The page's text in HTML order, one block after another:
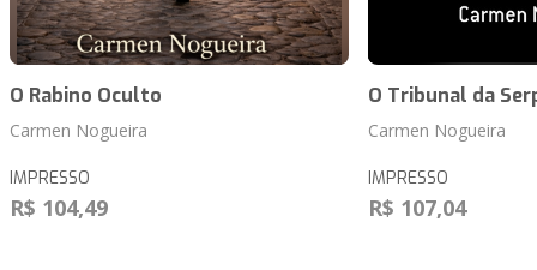
O Rabino Oculto
Carmen Nogueira
IMPRESSO
R$ 104,49
O Tribunal da
Carmen Nogueira
IMPRESSO
R$ 107,04